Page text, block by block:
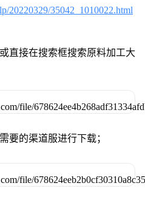
20220329/35042_1010022.html
直接在搜索框搜索原料加工大
要的渠道服进行下载；